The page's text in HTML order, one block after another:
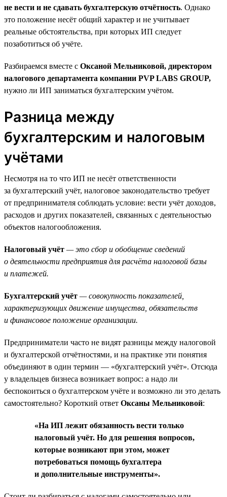
не вести и не сдавать бухгалтерскую отчётность. Однако
это положение несёт общий характер и не учитывает
реальные обстоятельства, при которых ИП следует
позаботиться об учёте.
Разбираемся вместе с Оксаной Мельниковой, директором
налогового департамента компании PVP LABS GROUP,
нужно ли ИП заниматься бухгалтерским учётом.
Разница между
бухгалтерским и налоговым
учётами
Несмотря на то что ИП не несёт ответственности
за бухгалтерский учёт, налоговое законодательство требует
от предпринимателя соблюдать условие: вести учёт доходов,
расходов и других показателей, связанных с деятельностью
объектов налогообложения.
Налоговый учёт — это сбор и обобщение сведений
о деятельности предприятия для расчёта налоговой базы
и платежей.
Бухгалтерский учёт — совокупность показателей,
характеризующих движение имущества, обязательств
и финансовое положение организации.
Предприниматели часто не видят разницы между налоговой
и бухгалтерской отчётностями, и на практике эти понятия
объединяют в один термин — «бухгалтерский учёт». Отсюда
у владельцев бизнеса возникает вопрос: а надо ли
беспокоиться о бухгалтерском учёте и возможно ли это делать
самостоятельно? Короткий ответ Оксаны Мельниковой:
«На ИП лежит обязанность вести только
налоговый учёт. Но для решения вопросов,
которые возникают при этом, может
потребоваться помощь бухгалтера
и дополнительные инструменты».